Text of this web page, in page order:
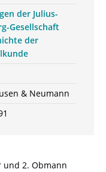
der Julius-
Gesellschaft
der
& Neumann
und 2. Obmann